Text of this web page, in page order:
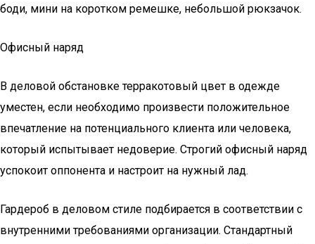
боди, мини на коротком ремешке, небольшой рюкзачок.
Офисный наряд
В деловой обстановке терракотовый цвет в одежде
уместен, если необходимо произвести положительное
впечатление на потенциального клиента или человека,
который испытывает недоверие. Строгий офисный наряд
успокоит оппонента и настроит на нужный лад.
Гардероб в деловом стиле подбирается в соответствии с
внутренними требованиями организации. Стандартный